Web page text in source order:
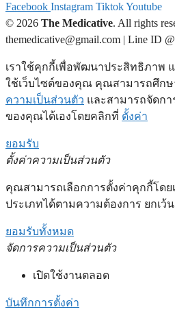
Facebook Instagram TiktokYoutube
© 2026 The Medicative. All rights
themedicative@gmail.com | Line ID
เราใช้คุกกี้เพื่อพัฒนาประสิทธิภาพ
ใช้เว็บไซต์ของคุณ คุณสามารถศึกษ
ความเป็นส่วนตัว และสามารถจัดกา
ของคุณได้เองโดยคลิกที่ ตั้งค่า
ยอมรับ
ตั้งค่าความเป็นส่วนตัว
คุณสามารถเลือกการตั้งค่าคุกกี้โดย
ประเภทได้ตามความต้องการ ยกเว้
ยอมรับทั้งหมด
จัดการความเป็นส่วนตัว
เปิดใช้งานตลอด
บันทึกการตั้งค่า